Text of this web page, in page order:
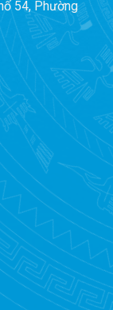
54, Phường